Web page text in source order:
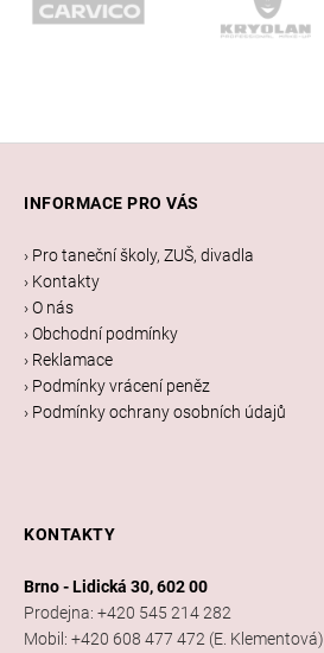
INFORMACE PRO VÁS
› Pro taneční školy, ZUŠ, divadla
› Kontakty
› O nás
› Obchodní podmínky
› Reklamace
› Podmínky vrácení peněz
› Podmínky ochrany osobních údajů
KONTAKTY
Brno - Lidická 30, 602 00
Prodejna: +420 545 214 282
Mobil: +420 608 477 472 (E. Klementová)